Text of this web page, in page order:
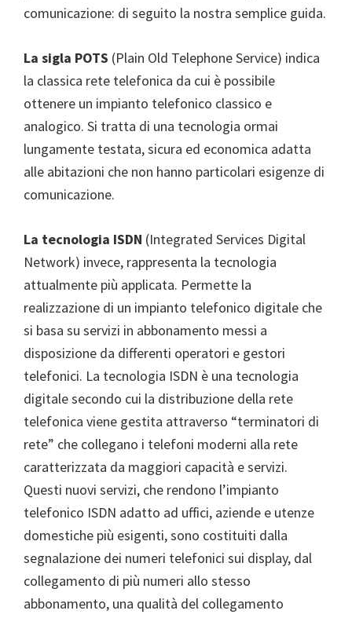
comunicazione: di seguito la nostra semplice guida.
La sigla POTS (Plain Old Telephone Service) indica
la classica rete telefonica da cui è possibile
ottenere un impianto telefonico classico e
analogico. Si tratta di una tecnologia ormai
lungamente testata, sicura ed economica adatta
alle abitazioni che non hanno particolari esigenze di
comunicazione.
La tecnologia ISDN (Integrated Services Digital
Network) invece, rappresenta la tecnologia
attualmente più applicata. Permette la
realizzazione di un impianto telefonico digitale che
si basa su servizi in abbonamento messi a
disposizione da differenti operatori e gestori
telefonici. La tecnologia ISDN è una tecnologia
digitale secondo cui la distribuzione della rete
telefonica viene gestita attraverso “terminatori di
rete” che collegano i telefoni moderni alla rete
caratterizzata da maggiori capacità e servizi.
Questi nuovi servizi, che rendono l’impianto
telefonico ISDN adatto ad uffici, aziende e utenze
domestiche più esigenti, sono costituiti dalla
segnalazione dei numeri telefonici sui display, dal
collegamento di più numeri allo stesso
abbonamento, una qualità del collegamento